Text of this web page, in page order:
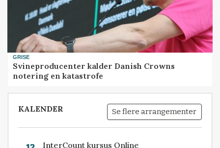
GRISE
Svineproducenter kalder Danish Crowns
notering en katastrofe
KALENDER Se flere arrangementer
InterCount kursus Online